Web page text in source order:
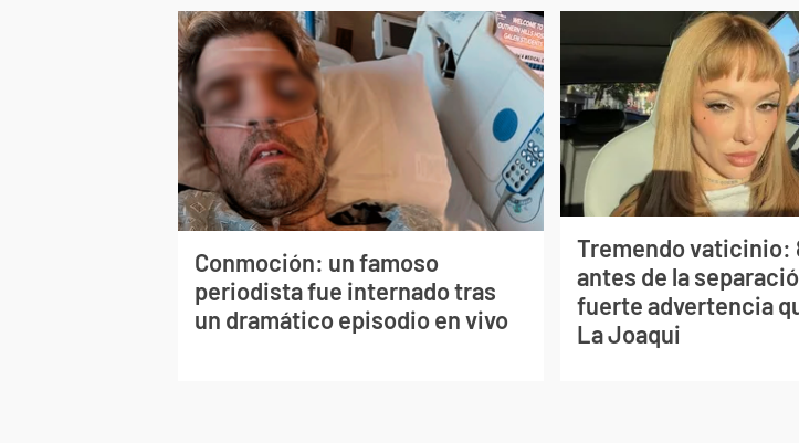
Conmoción: un famoso
periodista fue internado tras
un dramático episodio en vivo
Tremendo vaticinio:
antes de la
fuerte advertencia
La Joaqui